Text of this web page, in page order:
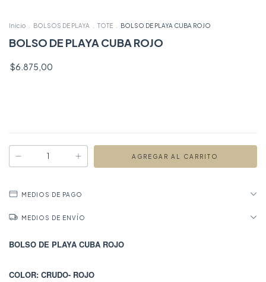
Inicio BOLSOS DE PLAYA TOTE BOLSO DE PLAYA CUBA ROJO
BOLSO DE PLAYA CUBA ROJO
$6.875,00
MEDIOS DE PAGO
MEDIOS DE ENVÍO
BOLSO DE PLAYA CUBA ROJO
COLOR: CRUDO- ROJO